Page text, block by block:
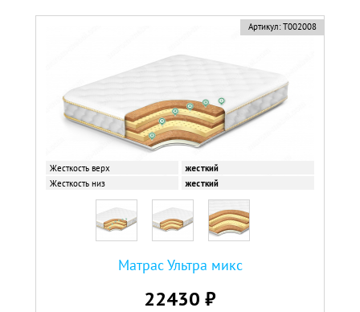
Артикул: Т002008
Жесткость верх
жесткий
Жесткость низ
жесткий
Матрас Ультра микс
22430 ₽